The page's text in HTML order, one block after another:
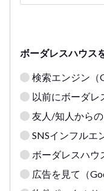
ボーダレスハウス
検索エンジン（
以前にボーダレ
友人/知人からの
SNSインフルエ
ボーダレスハウ
広告を見て（